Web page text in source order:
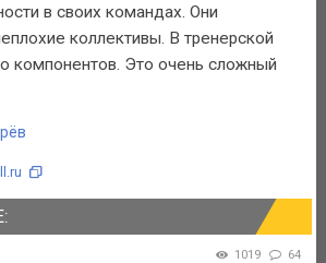
в своих командах. Они
коллективы. В тренерской
компонентов. Это очень сложный
1019 64